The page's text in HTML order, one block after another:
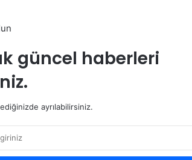
güncel haberleri
ayrılabilirsiniz.